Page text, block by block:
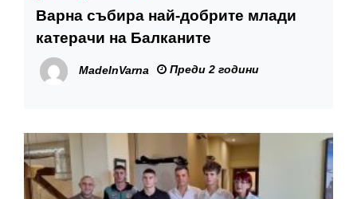
Варна събира най-добрите млади
катерачи на Балканите
MadeInVarna Преди 2 години